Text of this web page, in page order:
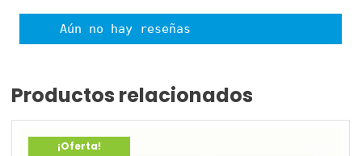
Aún no hay reseñas
Productos relacionados
¡Oferta!